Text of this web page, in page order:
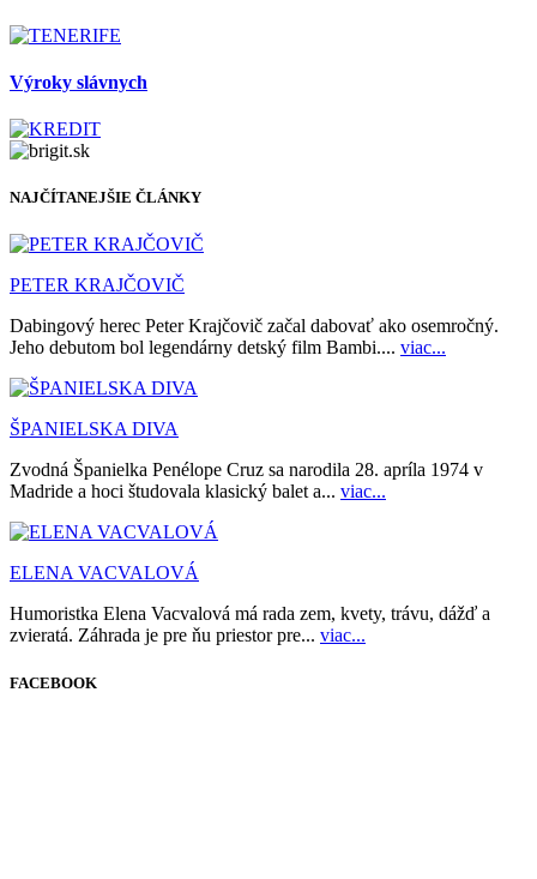
Výroky slávnych
NAJČÍTANEJŠIE ČLÁNKY
PETER KRAJČOVIČ
Dabingový herec Peter Krajčovič začal dabovať ako osemročný.
Jeho debutom bol legendárny detský film Bambi.... viac...
ŠPANIELSKA DIVA
Zvodná Španielka Penélope Cruz sa narodila 28. apríla 1974 v
Madride a hoci študovala klasický balet a... viac...
ELENA VACVALOVÁ
Humoristka Elena Vacvalová má rada zem, kvety, trávu, dážď a
zvieratá. Záhrada je pre ňu priestor pre... viac...
FACEBOOK